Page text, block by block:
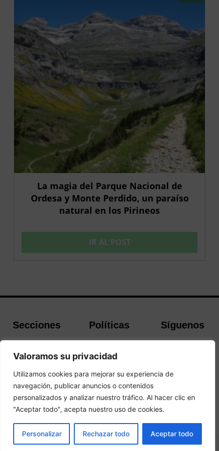
Valoramos su privacidad
Utilizamos cookies para mejorar su experiencia de
navegación, publicar anuncios o contenidos
personalizados y analizar nuestro tráfico. Al hacer clic en
"Aceptar todo", acepta nuestro uso de cookies.
Personalizar Rechazar todo Aceptar todo
RESERVAR
La magia del Parque Nacional de
Ordesa y Monte Perdido, un paraíso
natural en los Pirineos
IR AL POST
Secciones
Buscador de
Guías de Viajes
Políticas
cookies
Política de
Privacidad
Síguenos
© 2026 Guias y Viajes. Todos los derechos reservados.